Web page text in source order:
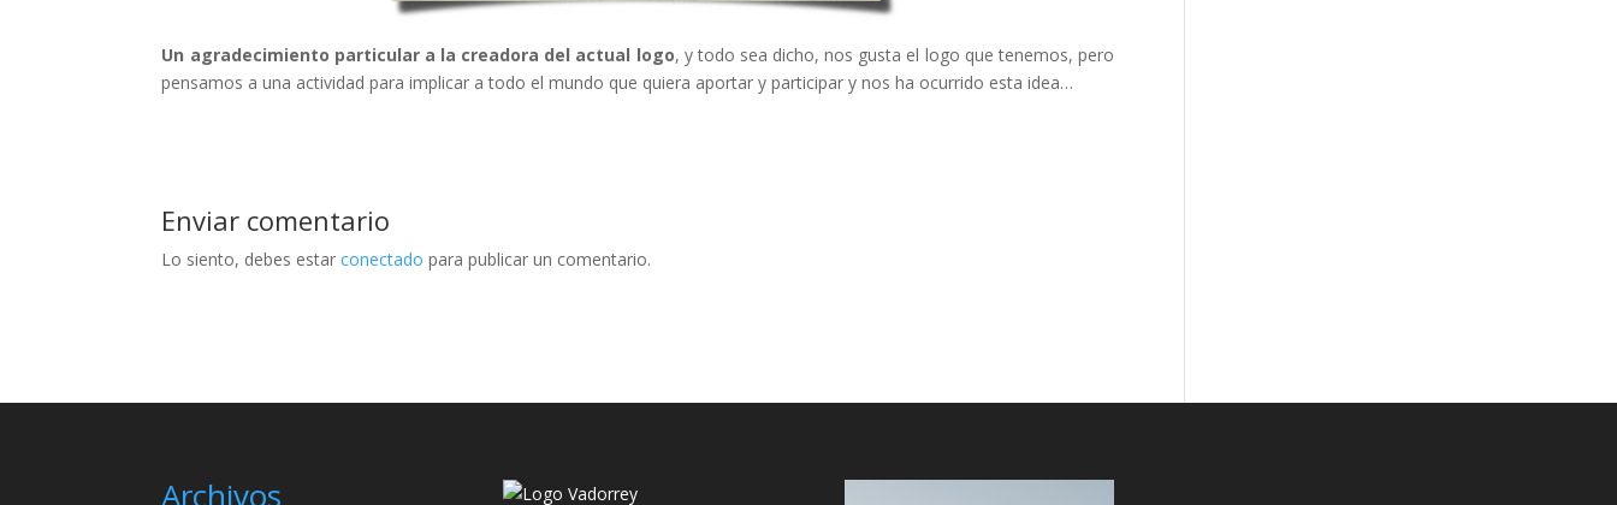
Un agradecimiento particular a la creadora del actual logo, y todo sea dicho, nos gusta el logo que tenemos, pero
pensamos a una actividad para implicar a todo el mundo que quiera aportar y participar y nos ha ocurrido esta idea…
Enviar comentario
Lo siento, debes estarconectado para publicar un comentario.
Archivos